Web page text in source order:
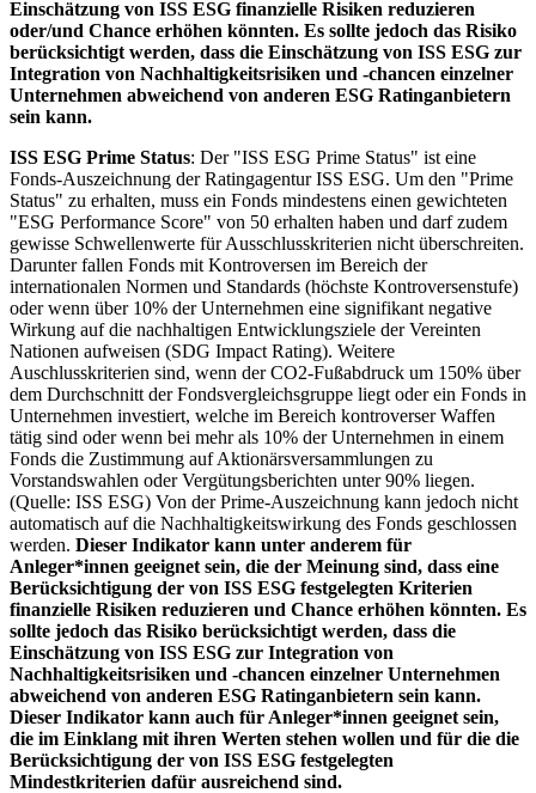
Einschätzung von ISS ESG finanzielle Risiken reduzieren
oder/und Chance erhöhen könnten. Es sollte jedoch das Risiko
berücksichtigt werden, dass die Einschätzung von ISS ESG zur
Integration von Nachhaltigkeitsrisiken und -chancen einzelner
Unternehmen abweichend von anderen ESG Ratinganbietern
sein kann.
ISS ESG Prime Status: Der "ISS ESG Prime Status" ist eine
Fonds-Auszeichnung der Ratingagentur ISS ESG. Um den "Prime
Status" zu erhalten, muss ein Fonds mindestens einen gewichteten
"ESG Performance Score" von 50 erhalten haben und darf zudem
gewisse Schwellenwerte für Ausschlusskriterien nicht überschreiten.
Darunter fallen Fonds mit Kontroversen im Bereich der
internationalen Normen und Standards (höchste Kontroversenstufe)
oder wenn über 10% der Unternehmen eine signifikant negative
Wirkung auf die nachhaltigen Entwicklungsziele der Vereinten
Nationen aufweisen (SDG Impact Rating). Weitere
Auschlusskriterien sind, wenn der CO2-Fußabdruck um 150% über
dem Durchschnitt der Fondsvergleichsgruppe liegt oder ein Fonds in
Unternehmen investiert, welche im Bereich kontroverser Waffen
tätig sind oder wenn bei mehr als 10% der Unternehmen in einem
Fonds die Zustimmung auf Aktionärsversammlungen zu
Vorstandswahlen oder Vergütungsberichten unter 90% liegen.
(Quelle: ISS ESG) Von der Prime-Auszeichnung kann jedoch nicht
automatisch auf die Nachhaltigkeitswirkung des Fonds geschlossen
werden. Dieser Indikator kann unter anderem für
Anleger*innen geeignet sein, die der Meinung sind, dass eine
Berücksichtigung der von ISS ESG festgelegten Kriterien
finanzielle Risiken reduzieren und Chance erhöhen könnten. Es
sollte jedoch das Risiko berücksichtigt werden, dass die
Einschätzung von ISS ESG zur Integration von
Nachhaltigkeitsrisiken und -chancen einzelner Unternehmen
abweichend von anderen ESG Ratinganbietern sein kann.
Dieser Indikator kann auch für Anleger*innen geeignet sein,
die im Einklang mit ihren Werten stehen wollen und für die die
Berücksichtigung der von ISS ESG festgelegten
Mindestkriterien dafür ausreichend sind.